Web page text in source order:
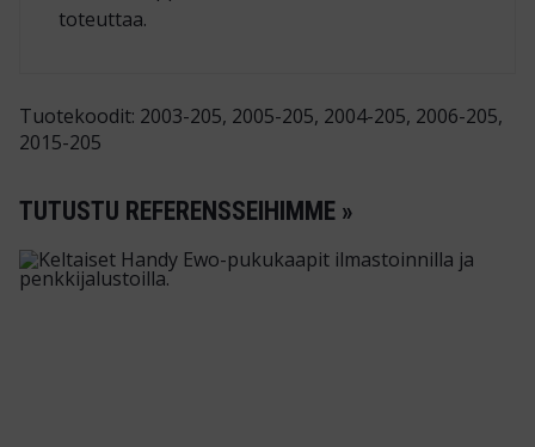
toteuttaa.
Tuotekoodit: 2003-205, 2005-205, 2004-205, 2006-205,
2015-205
TUTUSTU REFERENSSEIHIMME »